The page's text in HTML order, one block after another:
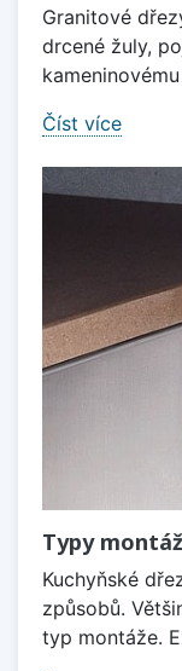
Granitové
drcené žuly,
Číst více
Typy
Kuchyňské
způsobů.
typ montáže.